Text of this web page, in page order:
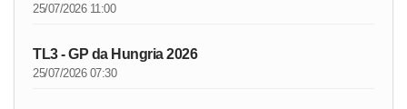
25/07/2026 11:00
TL3 - GP da Hungria 2026
25/07/2026 07:30